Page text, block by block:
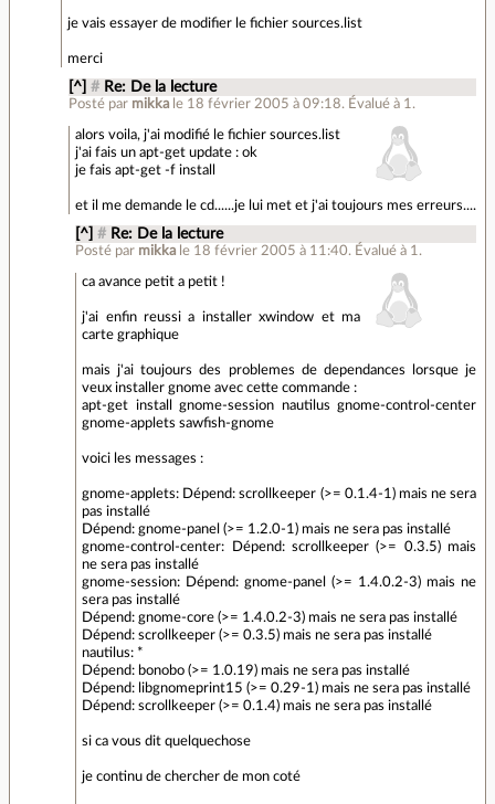
je vais essayer de modifier le fichier sources.list
merci
[^] # Re: De la lecture
Posté par mikka le 18 février 2005 à 09:18.Évalué à 1.
alors voila, j'ai modifié le fichier sources.list
j'ai fais un apt-get update : ok
je fais apt-get -f install
et il me demande le cd......je lui met et j'ai toujours mes erreurs....
[^] # Re: De la lecture
Posté par mikka le 18 février 2005 à 11:40. Évalué à 1 .
ca avance petit a petit !
j'ai enfin reussi a installer xwindow et ma
carte graphique
mais j'ai toujours des problemes de dependances lorsque je
veux installer gnome avec cette commande :
apt-get install gnome-session nautilus gnome-control-center
gnome-applets sawfish-gnome
voici les messages :
gnome-applets: Dépend: scrollkeeper (>= 0.1.4-1) mais ne sera
pas installé
Dépend: gnome-panel (>= 1.2.0-1) mais ne sera pas installé
gnome-control-center: Dépend: scrollkeeper (>= 0.3.5) mais
ne sera pas installé
gnome-session: Dépend: gnome-panel (>= 1.4.0.2-3) mais ne
sera pas installé
Dépend: gnome-core (>= 1.4.0.2-3) mais ne sera pas installé
Dépend: scrollkeeper (>= 0.3.5) mais ne sera pas installé
nautilus: *
Dépend: bonobo (>= 1.0.19) mais ne sera pas installé
Dépend: libgnomeprint15 (>= 0.29-1) mais ne sera pas installé
Dépend: scrollkeeper (>= 0.1.4) mais ne sera pas installé
si ca vous dit quelquechose
je continu de chercher de mon coté